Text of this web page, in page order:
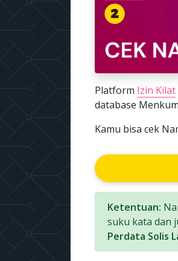
Platform Izin Kilat
database
Kamu bisa cek
Ketentuan:
suku kata dan
Perdata Solis